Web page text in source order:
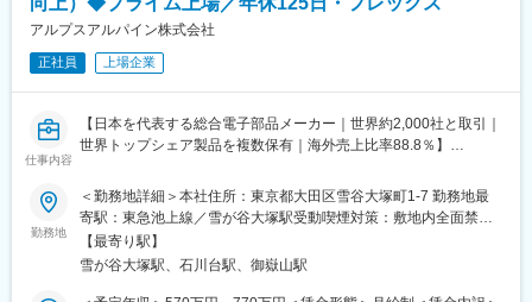
経理部11名（部長1名、管理職2名、部員8名）、予算部6名（部長
1名、管理職2名、部員3名）。本部全体でキャリア採用者も多数
活躍しています。
経理業務を通じて企業活動の最終成果を導き出し、経営層や社外
ステークホルダーへ財務情報をタイムリーに提供。国際会計基準
■教育体制
本社での研修を経て現地赴任。業務ローテーションや先輩社員の
サポートも充実し、新たな知識を習得しやすい環境です。
アルプスアルパイン株式会社
正社員 上場企業
仕事内容
【日本を代表する総合電子部品メーカー｜世界約2,000社と取引｜
世界トップシェア製品を複数保有｜海外売上比率88.8％】
■業務内容：
・ROIC（投下資本利益率）の全社展開に伴い、実務対応を担うキ
ーメンバーとして各部門との連携・推進を担当
・定例業務として、Global業績管理の取りまとめおよび分析業務
を担当
勤務地
＜勤務地詳細＞本社住所：東京都大田区雪谷大塚町1-7 勤務地最
寄駅：東急池上線／雪が谷大塚駅受動喫煙対策：敷地内全面禁煙
変更の範囲：会社の定める事業所（リモートワーク含む）
【最寄り駅】
雪が谷大塚駅、石川台駅、御嶽山駅